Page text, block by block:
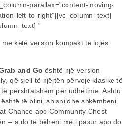
parallax=”content-moving-
left-to-right”][vc_column_text]
”
këtë version kompakt të lojës
and Go është një version
që sjell të njëjtën përvojë klasike të
përshtatshëm për udhëtime. Ashtu
të blini, shisni dhe shkëmbeni
Chance apo Community Chest
– a do të bëheni më i pasur apo do